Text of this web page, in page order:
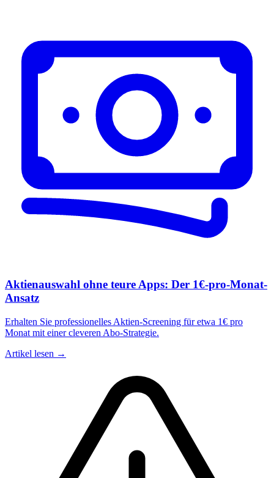
Aktienauswahl ohne teure Apps: Der 1€-pro-Monat-
Ansatz
Erhalten Sie professionelles Aktien-Screening für etwa 1€ pro
Monat mit einer cleveren Abo-Strategie.
Artikel lesen →